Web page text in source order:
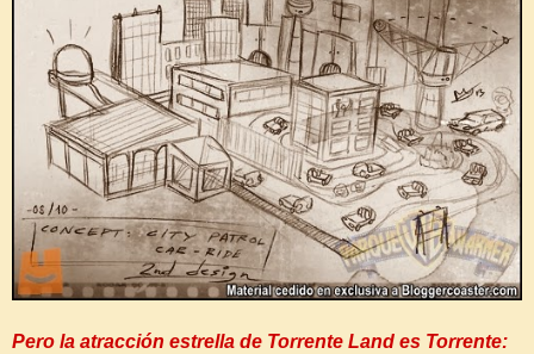
Pero la atracción estrella de Torrente Land es Torrente: